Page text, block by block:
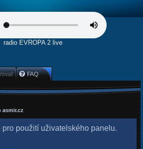
radio EVROPA 2 live
FAQ
asmir.cz
pro použití uživatelského panelu.